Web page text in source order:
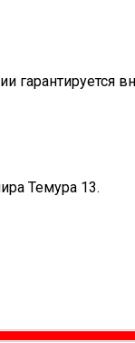
гарантируется
Темура 13.